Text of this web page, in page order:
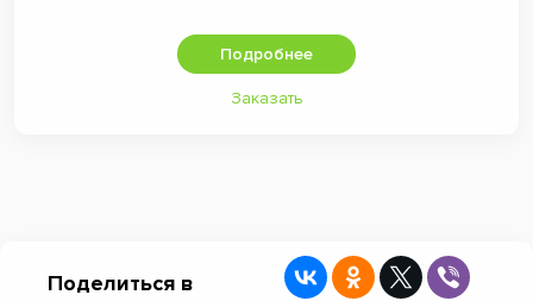
Подробнее
Заказать
Поделиться в